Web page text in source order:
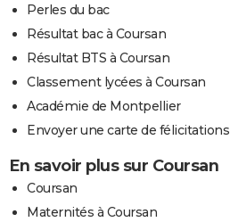
Perles du bac
Résultat bac à Coursan
Résultat BTS à Coursan
Classement lycées à Coursan
Académie de Montpellier
Envoyer une carte de félicitations
En savoir plus sur Coursan
Coursan
Maternités à Coursan